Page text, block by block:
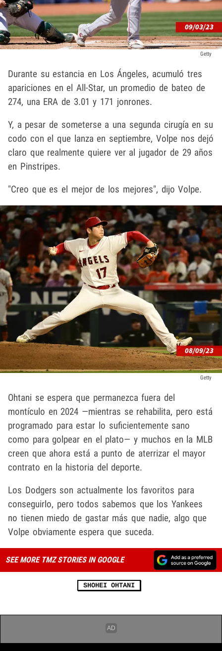
Getty
Durante su estancia en Los Ángeles, acumuló tres
apariciones en el All-Star, un promedio de bateo de
274, una ERA de 3.01 y 171 jonrones.
Y, a pesar de someterse a una segunda cirugía en su
codo con el que lanza en septiembre, Volpe nos dejó
claro que realmente quiere ver al jugador de 29 años
en Pinstripes.
"Creo que es el mejor de los mejores", dijo Volpe.
Getty
Ohtani se espera que permanezca fuera del
montículo en 2024 —mientras se rehabilita, pero está
programado para estar lo suficientemente sano
como para golpear en el plato— y muchos en la MLB
creen que ahora está a punto de aterrizar el mayor
contrato en la historia del deporte.
Los Dodgers son actualmente los favoritos para
conseguirlo, pero todos sabemos que los Yankees
no tienen miedo de gastar más que nadie, algo que
Volpe obviamente espera que suceda.
SEE MORE TMZ STORIES IN GOOGLE
SHOHEI OHTANI